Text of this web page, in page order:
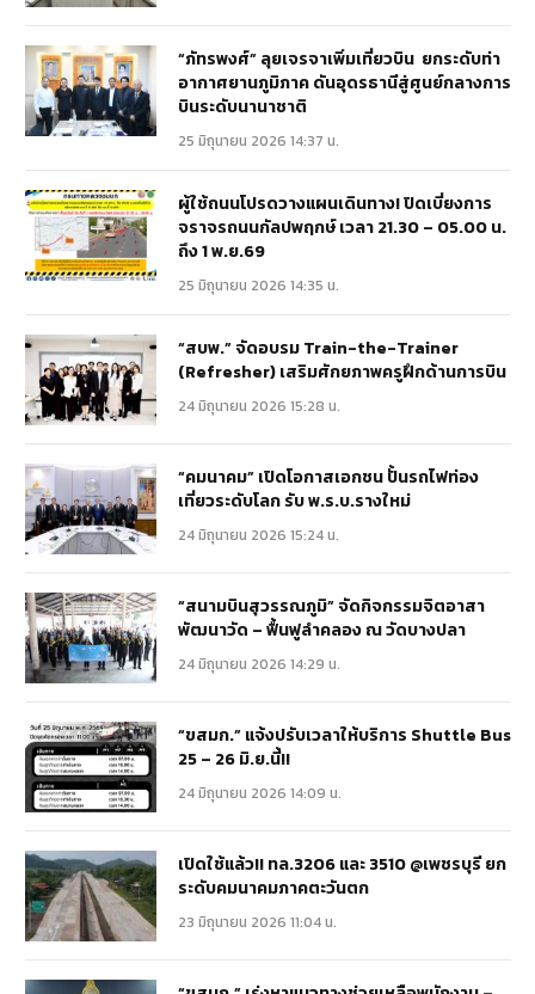
“ภัทรพงศ์” ลุยเจรจาเพิ่มเที่ยวบิน ยกระดับท่า
อากาศยานภูมิภาค ดันอุดรธานีสู่ศูนย์กลางการ
บินระดับนานาชาติ
25 มิถุนายน 2026 14:37 น.
ผู้ใช้ถนนโปรดวางแผนเดินทาง! ปิดเบี่ยงการ
จราจรถนนกัลปพฤกษ์ เวลา 21.30 – 05.00 น.
ถึง 1 พ.ย.69
25 มิถุนายน 2026 14:35 น.
“สบพ.” จัดอบรม Train-the-Trainer
(Refresher) เสริมศักยภาพครูฝึกด้านการบิน
24 มิถุนายน 2026 15:28 น.
“คมนาคม” เปิดโอกาสเอกชน ปั้นรถไฟท่อง
เที่ยวระดับโลก รับ พ.ร.บ.รางใหม่
24 มิถุนายน 2026 15:24 น.
“สนามบินสุวรรณภูมิ” จัดกิจกรรมจิตอาสา
พัฒนาวัด – ฟื้นฟูลำคลอง ณ วัดบางปลา
24 มิถุนายน 2026 14:29 น.
“ขสมก.” แจ้งปรับเวลาให้บริการ Shuttle Bus
25 – 26 มิ.ย.นี้!!
24 มิถุนายน 2026 14:09 น.
เปิดใช้แล้ว!! ทล.3206 และ 3510 @เพชรบุรี ยก
ระดับคมนาคมภาคตะวันตก
23 มิถุนายน 2026 11:04 น.